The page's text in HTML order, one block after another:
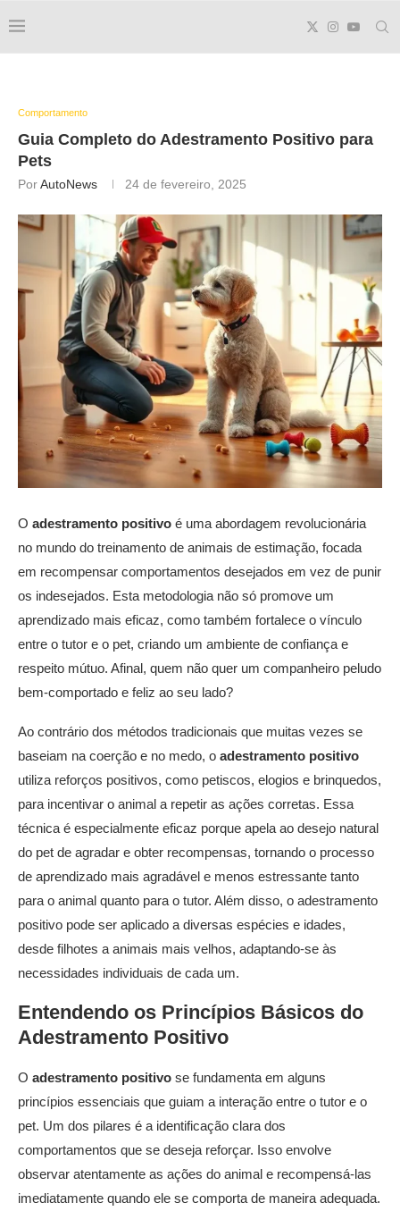
Comportamento
Guia Completo do Adestramento Positivo para
Pets
PorAutoNews 24 de fevereiro, 2025
O adestramento positivo é uma abordagem revolucionária
no mundo do treinamento de animais de estimação, focada
em recompensar comportamentos desejados em vez de punir
os indesejados. Esta metodologia não só promove um
aprendizado mais eficaz, como também fortalece o vínculo
entre o tutor e o pet, criando um ambiente de confiança e
respeito mútuo. Afinal, quem não quer um companheiro peludo
bem-comportado e feliz ao seu lado?
Ao contrário dos métodos tradicionais que muitas vezes se
baseiam na coerção e no medo, o adestramento positivo
utiliza reforços positivos, como petiscos, elogios e brinquedos,
para incentivar o animal a repetir as ações corretas. Essa
técnica é especialmente eficaz porque apela ao desejo natural
do pet de agradar e obter recompensas, tornando o processo
de aprendizado mais agradável e menos estressante tanto
para o animal quanto para o tutor. Além disso, o adestramento
positivo pode ser aplicado a diversas espécies e idades,
desde filhotes a animais mais velhos, adaptando-se às
necessidades individuais de cada um.
Entendendo os Princípios Básicos do
Adestramento Positivo
O adestramento positivo se fundamenta em alguns
princípios essenciais que guiam a interação entre o tutor e o
pet. Um dos pilares é a identificação clara dos
comportamentos que se deseja reforçar. Isso envolve
observar atentamente as ações do animal e recompensá-las
imediatamente quando ele se comporta de maneira adequada.